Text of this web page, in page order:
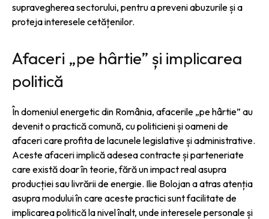
supravegherea sectorului, pentru a preveni abuzurile și a
proteja interesele cetățenilor.
Afaceri „pe hârtie” și implicarea
politică
În domeniul energetic din România, afacerile „pe hârtie” au
devenit o practică comună, cu politicieni și oameni de
afaceri care profita de lacunele legislative și administrative.
Aceste afaceri implică adesea contracte și parteneriate
care există doar în teorie, fără un impact real asupra
producției sau livrării de energie. Ilie Bolojan a atras atenția
asupra modului în care aceste practici sunt facilitate de
implicarea politică la nivel înalt, unde interesele personale și